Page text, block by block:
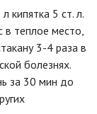
кипятка 5 ст. л.
в теплое место,
3-4 раза в
болезнях.
за 30 мин до